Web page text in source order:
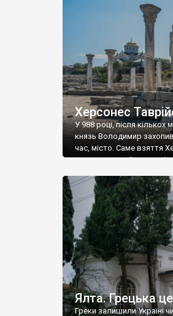
візантійської доби.
культурної спадщини
Офіційно – на виставку
влада в Україні
Херсонес
У 988 році, після кількох
князь Володимир
час, місто. Саме взяття
диктувати свої умови
Херсонесі Володимир-
християнином. А потім
Херсонесу Таврійського
Ялта. Грецька
Греки залишили Україні